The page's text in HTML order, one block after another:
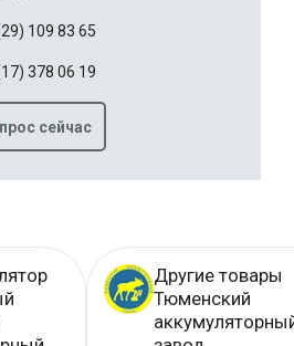
109 83 65
378 06 19
сейчас
Другие товары
Тюменский